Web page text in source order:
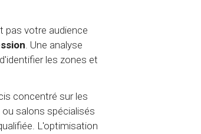
pas votre audience
. Une analyse
les zones et
concentré sur les
salons spécialisés
L'optimisation